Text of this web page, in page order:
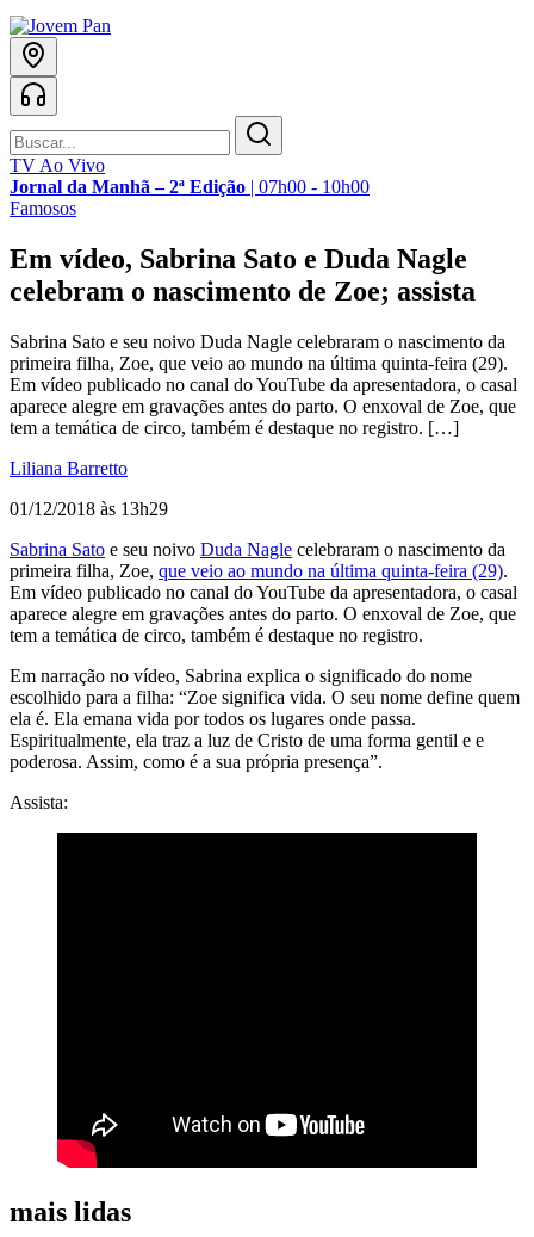
TV Ao Vivo
Jornal da Manhã – 2ª Edição | 07h00 - 10h00
Famosos
Em vídeo, Sabrina Sato e Duda Nagle
celebram o nascimento de Zoe; assista
Sabrina Sato e seu noivo Duda Nagle celebraram o nascimento da
primeira filha, Zoe, que veio ao mundo na última quinta-feira (29).
Em vídeo publicado no canal do YouTube da apresentadora, o casal
aparece alegre em gravações antes do parto. O enxoval de Zoe, que
tem a temática de circo, também é destaque no registro. […]
Liliana Barretto
01/12/2018 às 13h29
Sabrina Sato e seu noivo Duda Nagle celebraram o nascimento da
primeira filha, Zoe, que veio ao mundo na última quinta-feira (29).
Em vídeo publicado no canal do YouTube da apresentadora, o casal
aparece alegre em gravações antes do parto. O enxoval de Zoe, que
tem a temática de circo, também é destaque no registro.
Em narração no vídeo, Sabrina explica o significado do nome
escolhido para a filha: “Zoe significa vida. O seu nome define quem
ela é. Ela emana vida por todos os lugares onde passa.
Espiritualmente, ela traz a luz de Cristo de uma forma gentil e e
poderosa. Assim, como é a sua própria presença”.
Assista:
mais lidas